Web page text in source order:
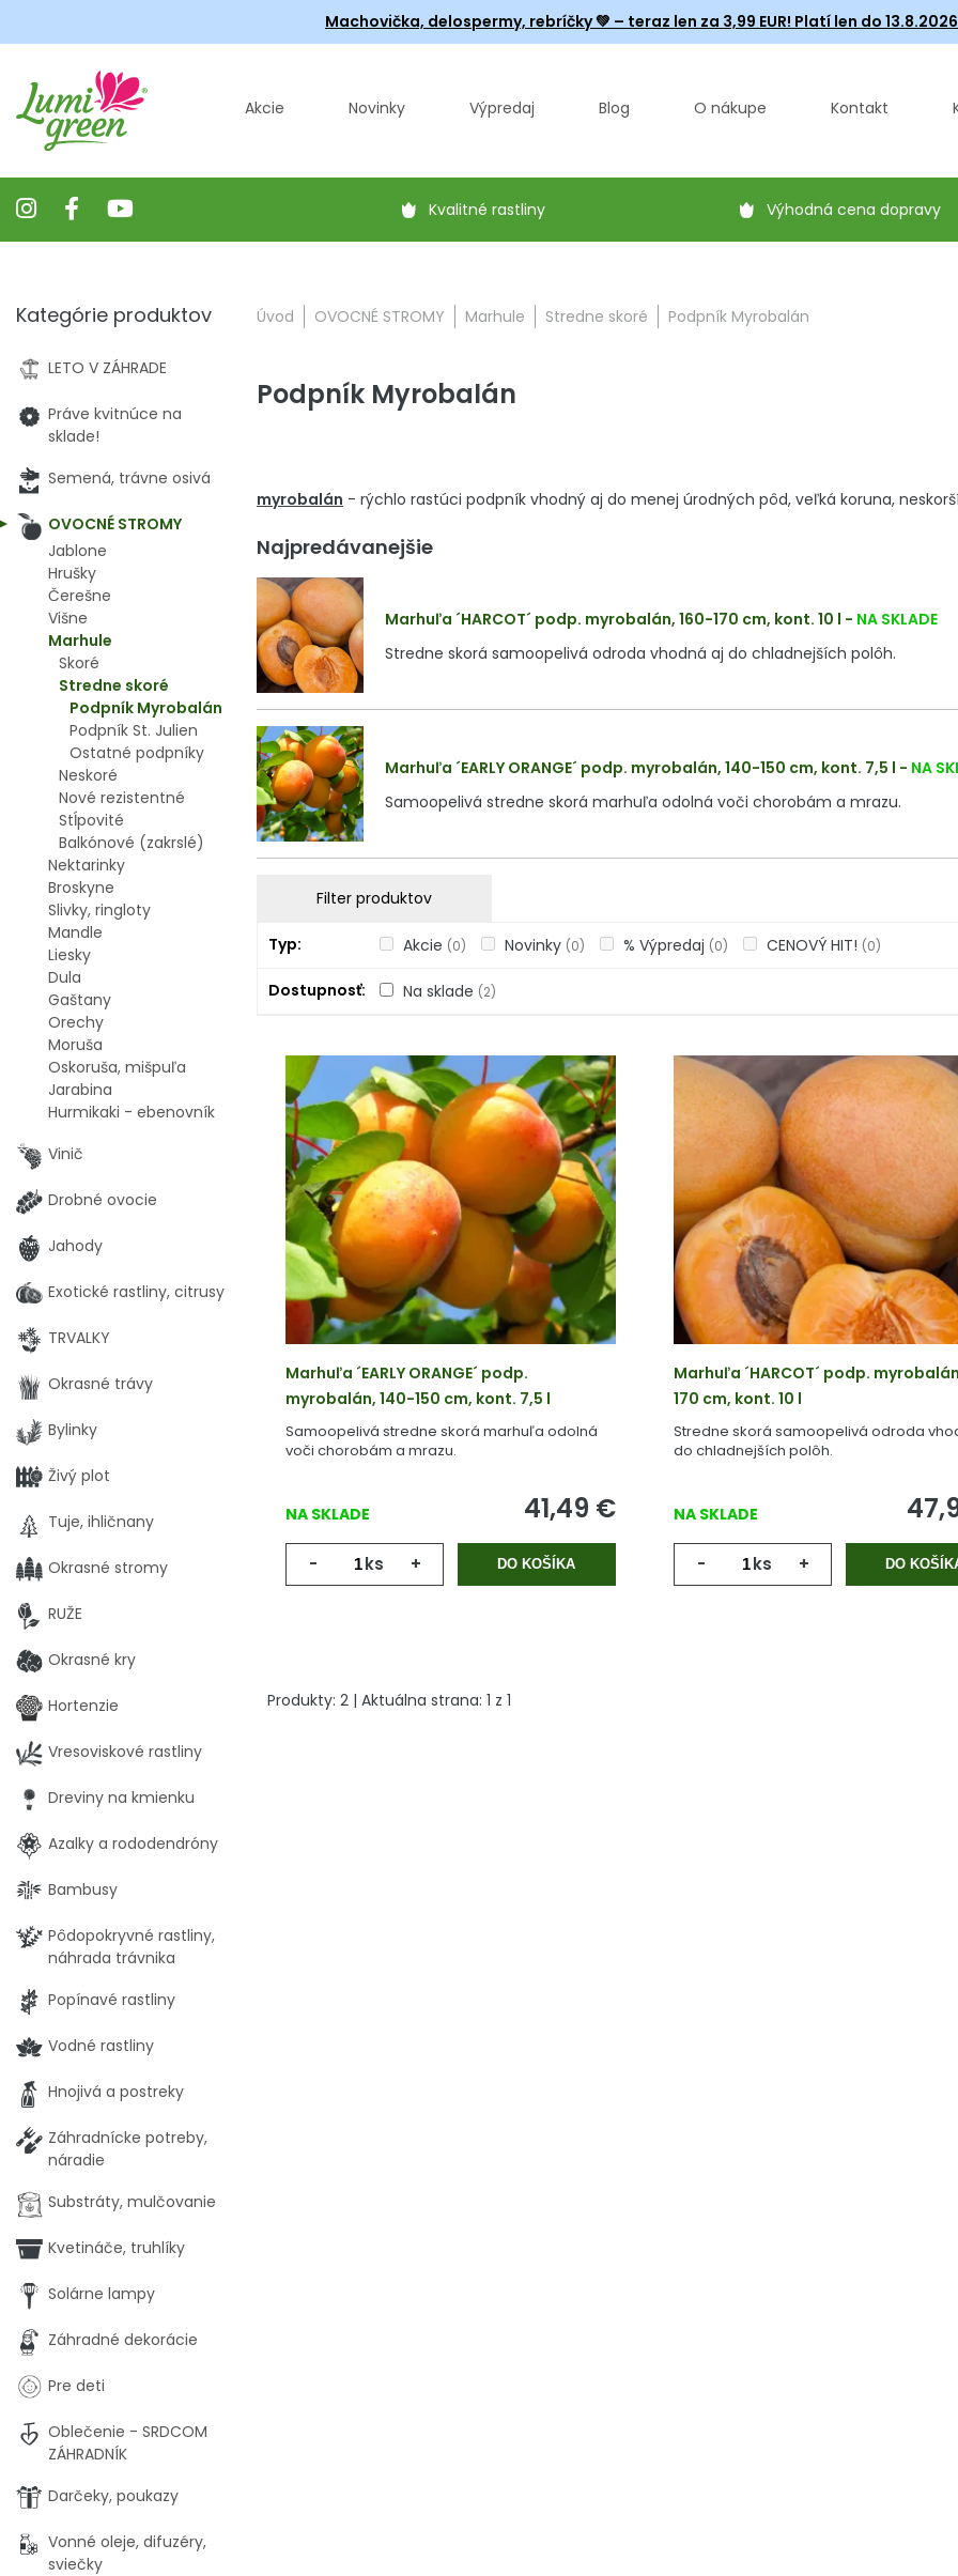
Machovička, delospermy, rebríčky💚 – teraz len za 3,99 EUR! Platí len do
Akcie Novinky Výpredaj Blog O nákupe Kontakt
Kvalitné rastliny Výhodná cena dopravy
Úvod OVOCNÉ STROMY Marhule Stredne skoré Podpník Myrobalán
Podpník Myrobalán
myrobalán - rýchlo rastúci podpník vhodný aj do menej úrodných pôd, veľká koruna,
Najpredávanejšie
Marhuľa ´HARCOT´ podp. myrobalán, 160-170 cm, kont. 10 l - NA SKLADE
Stredne skorá samoopelivá odroda vhodná aj do chladnejších polôh.
Marhuľa ´EARLY ORANGE´ podp. myrobalán, 140-150 cm, kont. 7,5 l - NA
Samoopelivá stredne skorá marhuľa odolná voči chorobám a mrazu.
Filter produktov
Typ Akcie (0) Novinky (0) % Výpredaj (0) CENOVÝ HIT! (0)
Dostupnosť Na sklade (2)
Marhuľa ´EARLY ORANGE´ podp.
myrobalán, 140-150 cm, kont. 7,5 l
Samoopelivá stredne skorá marhuľa odolná
voči chorobám a mrazu.
NA SKLADE 41,49 €
- ks + DO KOŠÍKA
Marhuľa ´HARCOT´ podp.
170 cm, kont. 10 l
Stredne skorá samoopelivá odroda
do chladnejších polôh.
NA SKLADE
- ks + DO
Produkty: 2 | Aktuálna strana: 1 z 1
Kategórie produktov
LETO V ZÁHRADE
Práve kvitnúce na
sklade!
Semená, trávne osivá
OVOCNÉ STROMY
Jablone
Hrušky
Čerešne
Višne
Marhule
Skoré
Stredne skoré
Podpník Myrobalán
Podpník St. Julien
Ostatné podpníky
Neskoré
Nové rezistentné
Stĺpovité
Balkónové (zakrslé)
Nektarinky
Broskyne
Slivky, ringloty
Mandle
Liesky
Dula
Gaštany
Orechy
Moruša
Oskoruša, mišpuľa
Jarabina
Hurmikaki - ebenovník
Vinič
Drobné ovocie
Jahody
Exotické rastliny, citrusy
TRVALKY
Okrasné trávy
Bylinky
Živý plot
Tuje, ihličnany
Okrasné stromy
RUŽE
Okrasné kry
Hortenzie
Vresoviskové rastliny
Dreviny na kmienku
Azalky a rododendróny
Bambusy
Pôdopokryvné rastliny,
náhrada trávnika
Popínavé rastliny
Vodné rastliny
Hnojivá a postreky
Záhradnícke potreby,
náradie
Substráty, mulčovanie
Kvetináče, truhlíky
Solárne lampy
Záhradné dekorácie
Pre deti
Oblečenie - SRDCOM
ZÁHRADNÍK
Darčeky, poukazy
Vonné oleje, difuzéry,
sviečky